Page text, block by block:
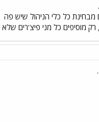
מבחינת כל כלי הניהול שיש פה
מוסיפים כל מני פיצ'רים